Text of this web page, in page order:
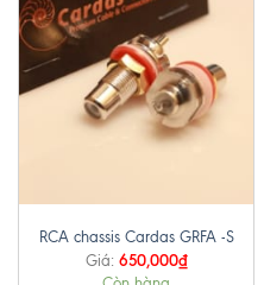
RCA chassis Cardas GRFA -S
Giá: 650,000₫